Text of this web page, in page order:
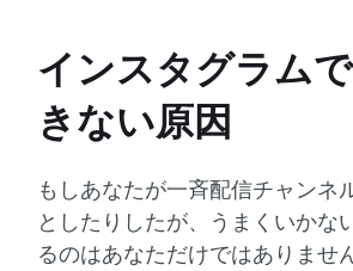
インスタグラム
きない原因
もしあなたが一斉配信チャンネ
としたりしたが、うまくいかな
るのはあなただけではありませ